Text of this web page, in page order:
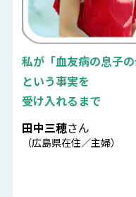
私が「血友病の息子の
という事実を
受け入れるまで
田中三穂さん
（広島県在住／主婦）